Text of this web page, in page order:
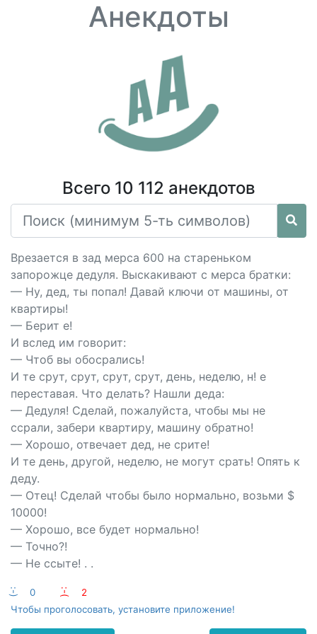
Анекдоты
Всего 10 112 анекдотов
Врезается в зад мерса 600 на стареньком
запорожце дедуля. Выскакивают с мерса братки:
— Ну, дед, ты попал! Давай ключи от машины, от
квартиры!
— Берит е!
И вслед им говорит:
— Чтоб вы обосрались!
И те срут, срут, срут, срут, день, неделю, н! е
переставая. Что делать? Нашли деда:
— Дедуля! Сделай, пожалуйста, чтобы мы не
ссрали, забери квартиру, машину обратно!
— Хорошо, отвечает дед, не срите!
И те день, другой, неделю, не могут срать! Опять к
деду.
— Отец! Сделай чтобы было нормально, возьми $
10000!
— Хорошо, все будет нормально!
— Точно?!
— Не ссыте! . .
:-) 0 :-(
2
Чтобы проголосовать, установите приложение!